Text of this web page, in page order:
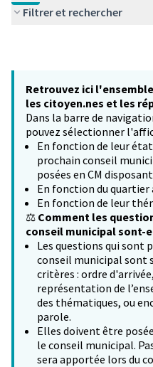
Filtrer et rechercher
Retrouvez ici
les citoyen.nes et les
Dans la barre de
pouvez sélectionner
En fonction de leur
prochain conseil
posées en CM
En fonction du
En fonction de leur
⚖️ Comment les
conseil municipal sont-
Les questions qui sont
conseil municipal sont
critères : ordre
représentation de
des thématiques, ou
parole.
Elles doivent être
le conseil municipal.
sera apportée lors du